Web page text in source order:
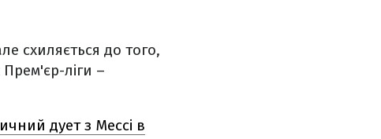
схиляється до того,
ліги –
дует з Мессі в